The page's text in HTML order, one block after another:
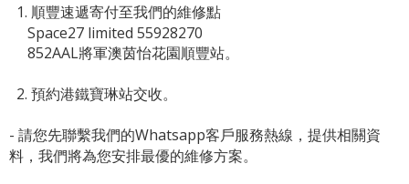
1. 順豐速遞寄付至我們的維修點
Space27 limited 55928270
852AAL將軍澳茵怡花園順豐站。
2. 預約港鐵寶琳站交收。
- 請您先聯繫我們的Whatsapp客戶服務熱線 ，提供相關資
料，我們將為您安排最優的維修方案。